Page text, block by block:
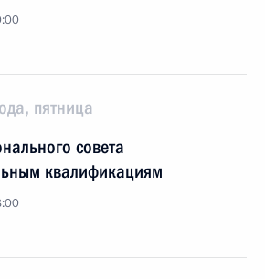
пятница
совета
квалификациям